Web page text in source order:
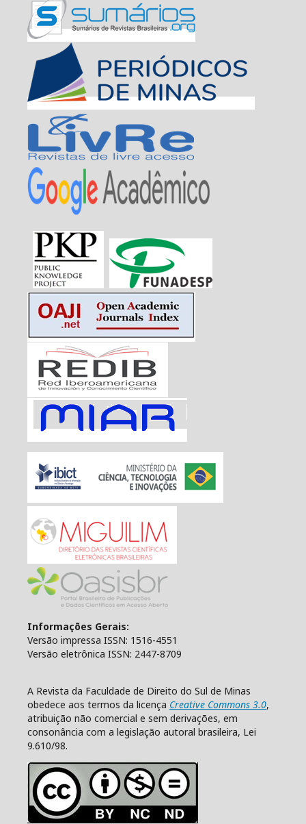
Informações Gerais:
Versão impressa ISSN: 1516-4551
Versão eletrônica ISSN: 2447-8709
A Revista da Faculdade de Direito do Sul de Minas
obedece aos termos da licença Creative Commons 3.0,
atribuição não comercial e sem derivações, em
consonância com a legislação autoral brasileira, Lei
9.610/98.